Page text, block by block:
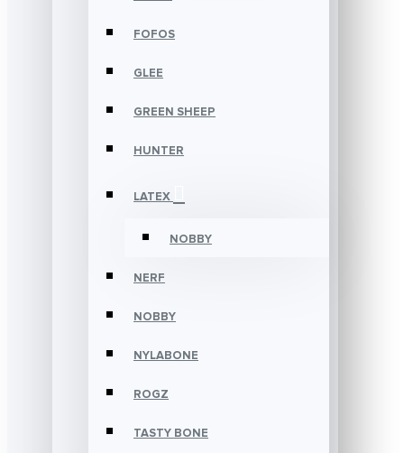
FOFOS
GLEE
GREEN SHEEP
HUNTER
LATEX
NOBBY
NERF
NOBBY
NYLABONE
ROGZ
TASTY BONE